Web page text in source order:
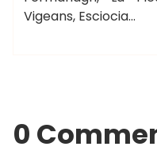
Vigeans, Esciocia…
0